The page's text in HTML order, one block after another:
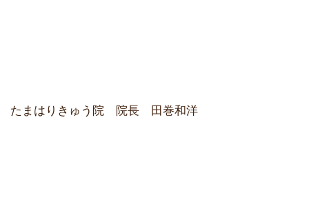
たまはりきゅう院 院長 田巻和洋